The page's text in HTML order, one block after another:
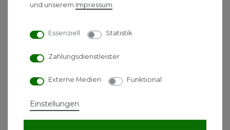
mit reißfester und wasserdichter
mit aufgedrucktem Verlegeraster und 30 mm
mit Wärme- und Trittschalldämmung
DIN EN 13163
Rollenmaß: 10000 x 1000 mm
Dicke: 25-2
und unserem Impressum
Essenziell Statistik
Zahlungsdienstleister
Externe Medien Funktional
Einstellungen